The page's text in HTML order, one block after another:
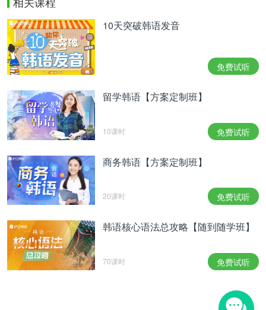
You got me screamin
You got me singing
You somethin, somethin
하늘이 맺어준 운명의 Miracle
Something INCREDIBLE 기적의 Melody
넌 항상 그렇듯 Beautiful INCREDIBLE
上天的命运Miracle
Something INCREDIBLE 奇迹般的 Melody
你总是如此 Beautiful INCREDIBLE
You got me screamin
You somethin, somethin
INCREDIBLE
声明：音视频均来自互联网链接，仅供学习使用。本
网"高度重视知识产权保护。当如发现本网站发布的
10天突破韩语发音
免费试听
留学韩语【方案定制班】
10课时 免费试听
商务韩语【方案定制班】
20课时 免费试听
韩语核心语法总攻略【随到随学班】
70课时 免费试听